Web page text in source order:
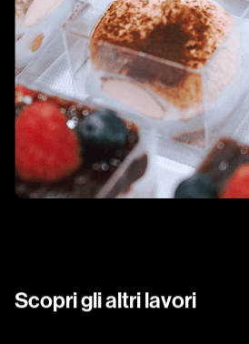
Scopri gli altri lavori